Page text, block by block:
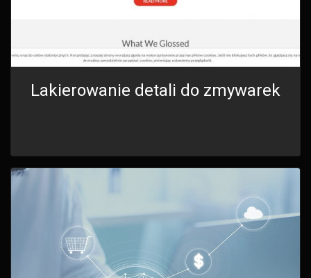
Lakierowanie detali do zmywarek